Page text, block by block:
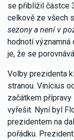
se přiblížil částce
celkově ze všech
sezony a není v
hodnotí významná
je, že se
Volby prezidenta
stranou. Vinícius
začátkem
vyřešit. Nyní byl
prezidentem na
pořádku.